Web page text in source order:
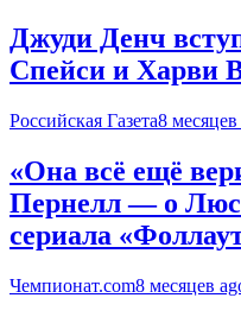
Джуди Денч
Спейси и Харви
Российская Газета8 месяцев
«Она всё ещё
Пернелл — о
сериала
Чемпионат.com8 месяцев